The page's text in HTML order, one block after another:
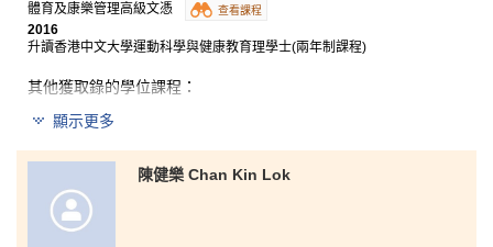
體育及康樂管理高級文憑
查看課程
2016
升讀香港中文大學運動科學與健康教育理學士(兩年制課程)
其他獲取錄的學位課程：
香港浸會大學體育及康樂管理文學士
書院給了我另一條入讀大學的途徑。課程提供體育及康
樂管理各種專業知識，又安排同學到體育機構實習，擴
闊對這專業及工作的視野，實踐所學，為將來升學就業
奠定基礎。此外，我參加了書院的加拿大外展訓練交流
顯示更多
陳健樂 Chan Kin Lok